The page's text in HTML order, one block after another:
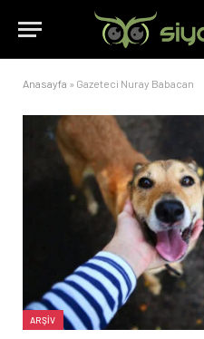
Anasayfa » Gazeteci Nuray Babacan
ARŞIV